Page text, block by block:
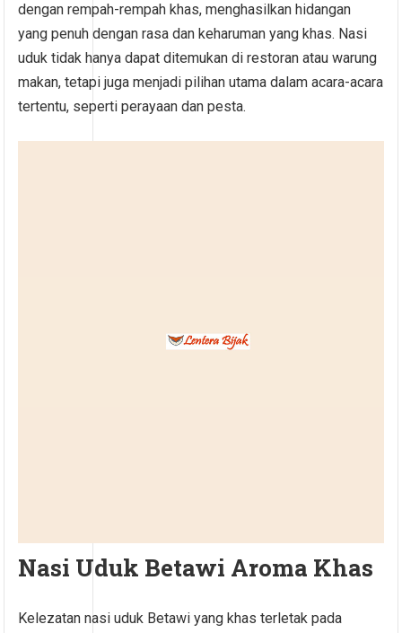
dengan rempah-rempah khas, menghasilkan hidangan
yang penuh dengan rasa dan keharuman yang khas. Nasi
uduk tidak hanya dapat ditemukan di restoran atau warung
makan, tetapi juga menjadi pilihan utama dalam acara-acara
tertentu, seperti perayaan dan pesta.
Nasi Uduk Betawi Aroma Khas
Kelezatan nasi uduk Betawi yang khas terletak pada